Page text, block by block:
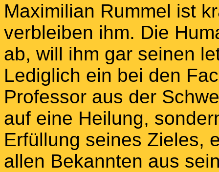
Maximilian Rummel ist
verbleiben ihm. Die
ab, will ihm gar seinen
Lediglich ein bei den
Professor aus der
auf eine Heilung,
Erfüllung seines Zieles,
allen Bekannten aus